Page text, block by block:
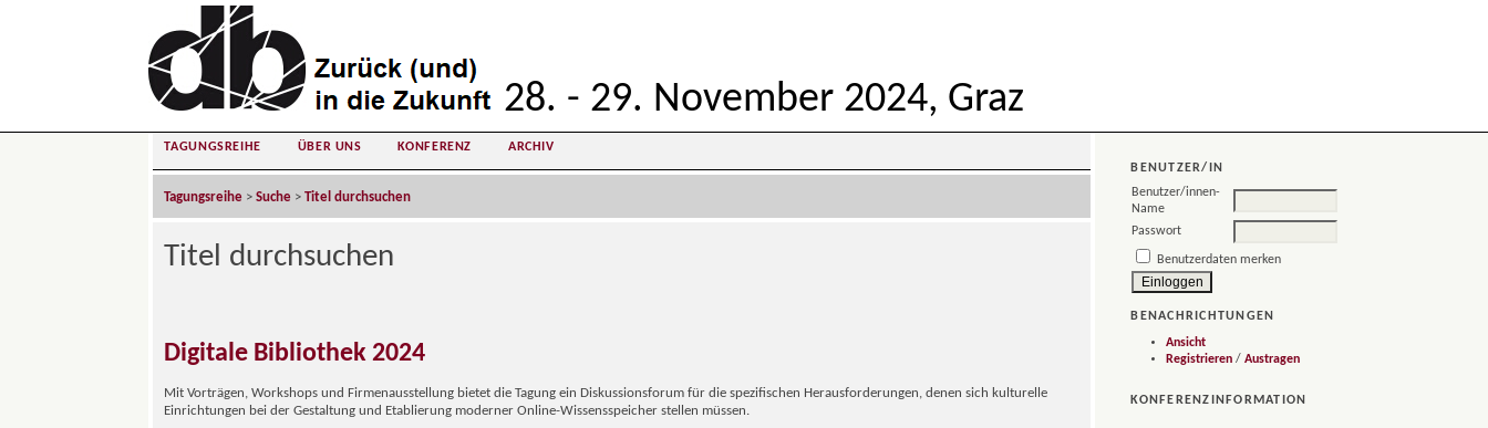
28. - 29. November 2024, Graz
BENUTZER/IN
Benutzer/innen-
Name
Passwort
Benutzerdaten merken
BENACHRICHTUNGEN
Ansicht
Registrieren/ Austragen
KONFERENZINFORMATION
TAGUNGSREIHE ÜBER UNS KONFERENZ ARCHIV
Tagungsreihe >Suche >Titel durchsuchen
Titel durchsuchen
Digitale Bibliothek 2024
Mit Vorträgen, Workshops und Firmenausstellung bietet die Tagung ein Diskussionsforum für die spezifischen Herausforderungen, denen sich kulturelle
Einrichtungen bei der Gestaltung und Etablierung moderner Online-Wissensspeicher stellen müssen.